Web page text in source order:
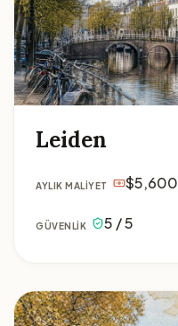
Leiden
AYLIK MALIYET $5,600
GÜVENLIK 5 / 5
Utrecht